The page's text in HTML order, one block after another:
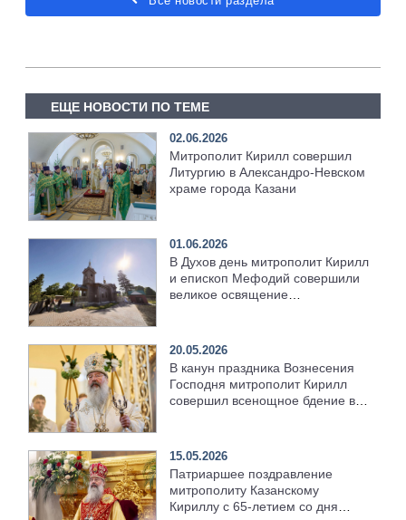
ЕЩЕ НОВОСТИ ПО ТЕМЕ
02.06.2026
Митрополит Кирилл совершил
Литургию в Александро-Невском
храме города Казани
01.06.2026
В Духов день митрополит Кирилл
и епископ Мефодий совершили
великое освящение
20.05.2026
В канун праздника Вознесения
Господня митрополит Кирилл
совершил всенощное бдение в
15.05.2026
Патриаршее поздравление
митрополиту Казанскому
Кириллу с 65-летием со дня